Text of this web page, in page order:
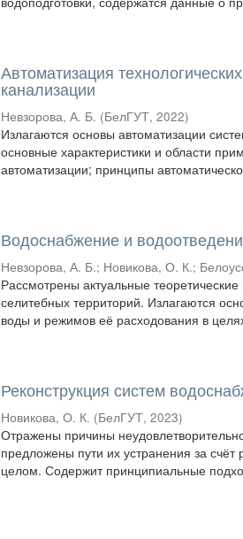
Автоматизация
канализации
Невзорова, А. Б. (БелГУТ,2022)
Излагаются основы автоматизации
основные характеристики и области
автоматизации; принципы
Водоснабжение и
Невзорова, А. Б.; Новикова, О. К.;
Рассмотрены актуальные
селитебных территорий. Излагаются
воды и режимов её расходования в
Реконструкция систем
Новикова, О. К. (БелГУТ,2023)
Отражены причины
предложены пути их устранения за
целом. Содержит принципиальные